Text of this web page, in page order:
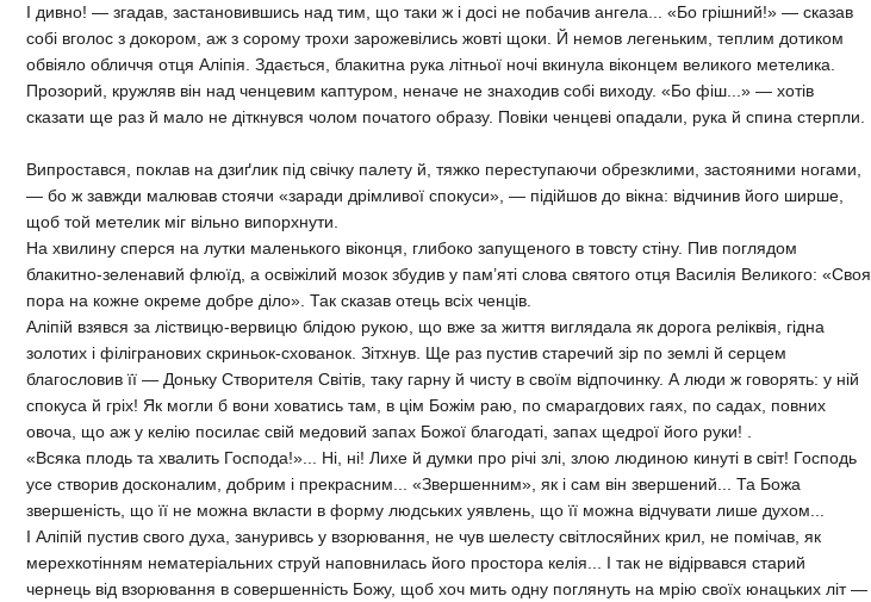
І дивно! — згадав, застановившись над тим, що таки ж і досі не побачив ангела... «Бо грішний!» — сказав
собі вголос з докором, аж з сорому трохи зарожевілись жовті щоки. Й немов легеньким, теплим дотиком
обвіяло обличчя отця Аліпія. Здається, блакитна рука літньої ночі вкинула віконцем великого метелика.
Прозорий, кружляв він над ченцевим каптуром, неначе не знаходив собі виходу. «Бо фіш...» — хотів
сказати ще раз й мало не діткнувся чолом початого образу. Повіки ченцеві опадали, рука й спина стерпли.
Випростався, поклав на дзиґлик під свічку палету й, тяжко переступаючи обрезклими, застояними ногами,
— бо ж завжди малював стоячи «заради дрімливої спокуси», — підійшов до вікна: відчинив його ширше,
щоб той метелик міг вільно випорхнути.
На хвилину сперся на лутки маленького віконця, глибоко запущеного в товсту стіну. Пив поглядом
блакитно-зеленавий флюїд, а освіжілий мозок збудив у пам’яті слова святого отця Василія Великого: «Своя
пора на кожне окреме добре діло». Так сказав отець всіх ченців.
Аліпій взявся за ліствицю-вервицю блідою рукою, що вже за життя виглядала як дорога реліквія, гідна
золотих і філігранових скриньок-схованок. Зітхнув. Ще раз пустив старечий зір по землі й серцем
благословив її — Доньку Створителя Світів, таку гарну й чисту в своїм відпочинку. А люди ж говорять: у ній
спокуса й гріх! Як могли б вони ховатись там, в цім Божім раю, по смарагдових гаях, по садах, повних
овоча, що аж у келію посилає свій медовий запах Божої благодаті, запах щедрої його руки! .
«Всяка плодь та хвалить Господа!»... Ні, ні! Лихе й думки про річі злі, злою людиною кинуті в світ! Господь
усе створив досконалим, добрим і прекрасним... «Звершенним», як і сам він звершений... Та Божа
звершеність, що її не можна вкласти в форму людських уявлень, що її можна відчувати лише духом...
І Аліпій пустив свого духа, зануривсь у взорювання, не чув шелесту світлосяйних крил, не помічав, як
мерехкотінням нематеріальних струй наповнилась його простора келія... І так не відірвався старий
чернець від взорювання в совершенність Божу, щоб хоч мить одну поглянуть на мрію своїх юнацьких літ —